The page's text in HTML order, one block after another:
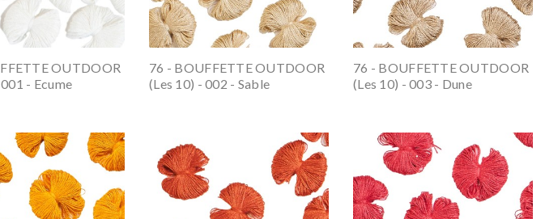
OUTDOOR
- Ecume
76 - BOUFFETTE OUTDOOR
(les 10) - 002 - Sable
76 - BOUFFETTE OUTDOOR
(les 10) - 003 - Dune